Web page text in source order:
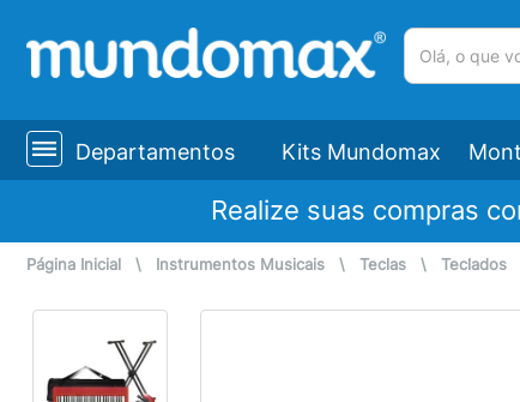
Departamentos Kits Mundomax
Realize suas compras
Página Inicial \ Instrumentos Musicais \ Teclas \ Teclados